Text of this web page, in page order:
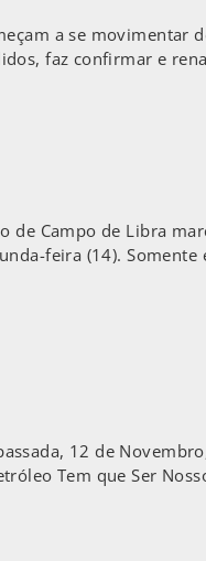
a se movimentar
faz confirmar e
de Campo de Libra
feira (14).
12 de
Tem que Ser